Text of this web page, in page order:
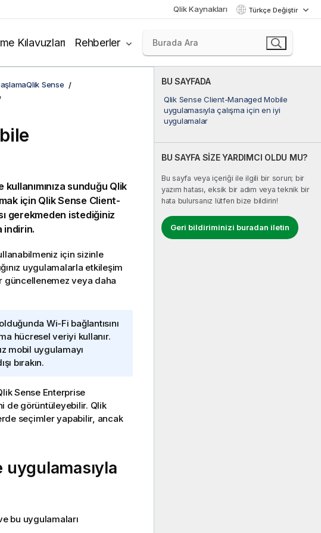
Qlik Kaynakları Türkçe Değiştir
Kılavuzları Rehberler
BU SAYFADA
Qlik Sense Client-Managed Mobile
uygulamasıyla çalışma için en iyi
uygulamalar
BU SAYFA SİZE YARDIMCI OLDU MU?
Bu sayfa veya içeriği ile ilgili bir sorun; bir
yazım hatası, eksik bir adım veya teknik bir
hata bulursanız lütfen bize bildirin!
Geri bildiriminizi buradan iletin
Sense
sunduğu Qlik
için Qlik Sense Client-
gerekmeden istediğiniz
indirin.
için sizinle
uygulamalarla etkileşim
güncellenemez veya daha
Wi-Fi bağlantısını
hücresel veriyi kullanır.
mobil uygulamayı
bırakın.
Sense Enterprise
de görüntüleyebilir. Qlik
seçimler yapabilir, ancak
uygulamasıyla
bu uygulamaları